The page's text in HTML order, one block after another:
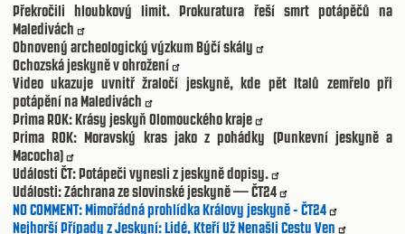
Překročili hloubkový limit. Prokuratura řeší smrt potápěčů na
Maledivách
Obnovený archeologický výzkum Býčí skály
Ochozská jeskyně v ohrožení
Video ukazuje uvnitř žraločí jeskyně, kde pět Italů zemřelo při
potápění na Maledivách
Prima ROK: Krásy jeskyň Olomouckého kraje
Prima ROK: Moravský kras jako z pohádky (Punkevní jeskyně a
Macocha)
Události ČT: Potápeči vynesli z jeskyně dopisy.
Události: Záchrana ze slovinské jeskyně — ČT24
NO COMMENT: Mimořádná prohlídka Královy jeskyně - ČT24
Nejhorší Případy z Jeskyní: Lidé, Kteří Už Nenašli Cestu Ven